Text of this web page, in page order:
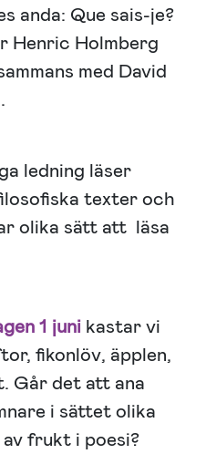
anda: Que sais-je?
Henric Holmberg
med David
ledning läser
texter och
olika sätt att läsa
1 juni kastar vi
fikonlöv, äpplen,
Går det att ana
i sättet olika
frukt i poesi?